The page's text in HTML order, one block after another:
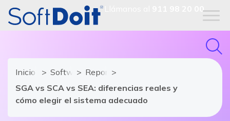
911 98 20 00
Inicio Software Gestión de Almacén - SGA
Reportajes
SGA vs SCA vs SEA: diferencias reales y
cómo elegir el sistema adecuado